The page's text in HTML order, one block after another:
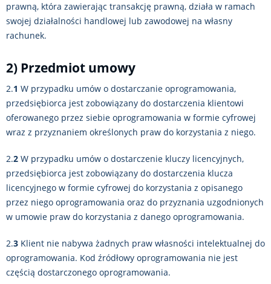
prawną, która zawierając transakcję prawną, działa w ramach
swojej działalności handlowej lub zawodowej na własny
rachunek.
2) Przedmiot umowy
2.1 W przypadku umów o dostarczanie oprogramowania,
przedsiębiorca jest zobowiązany do dostarczenia klientowi
oferowanego przez siebie oprogramowania w formie cyfrowej
wraz z przyznaniem określonych praw do korzystania z niego.
2.2 W przypadku umów o dostarczenie kluczy licencyjnych,
przedsiębiorca jest zobowiązany do dostarczenia klucza
licencyjnego w formie cyfrowej do korzystania z opisanego
przez niego oprogramowania oraz do przyznania uzgodnionych
w umowie praw do korzystania z danego oprogramowania.
2.3 Klient nie nabywa żadnych praw własności intelektualnej do
oprogramowania. Kod źródłowy oprogramowania nie jest
częścią dostarczonego oprogramowania.